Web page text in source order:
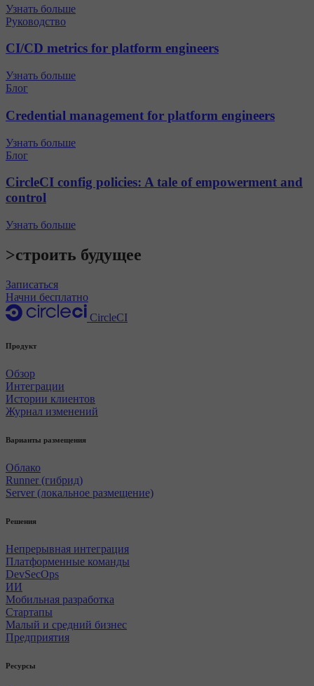
Узнать больше
Руководство
CI/CD metrics for platform engineers
Узнать больше
Блог
Credential management for platform engineers
Узнать больше
Блог
CircleCI config policies: A tale of empowerment and
control
Узнать больше
>строить будущее
Записаться
Начни бесплатно
CircleCI
Продукт
Обзор
Интеграции
Истории клиентов
Журнал изменений
Варианты размещения
Облако
Runner (гибрид)
Server (локальное размещение)
Решения
Непрерывная интеграция
Платформенные команды
DevSecOps
ИИ
Мобильная разработка
Стартапы
Малый и средний бизнес
Предприятия
Ресурсы